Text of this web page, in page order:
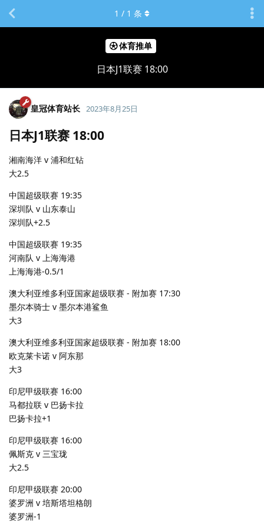
体育推单
日本J1联赛 18:00
1 / 1 条
皇冠体育站长 2023年8月25日
日本J1联赛 18:00
湘南海洋 v 浦和红钻
大2.5
中国超级联赛 19:35
深圳队 v 山东泰山
深圳队+2.5
中国超级联赛 19:35
河南队 v 上海海港
上海海港-0.5/1
澳大利亚维多利亚国家超级联赛 - 附加赛 17:30
墨尔本骑士 v 墨尔本港鲨鱼
大3
澳大利亚维多利亚国家超级联赛 - 附加赛 18:00
欧克莱卡诺 v 阿东那
大3
印尼甲级联赛 16:00
马都拉联 v 巴扬卡拉
巴扬卡拉+1
印尼甲级联赛 16:00
佩斯克 v 三宝珑
大2.5
印尼甲级联赛 20:00
婆罗洲 v 培斯塔坦格朗
婆罗洲-1